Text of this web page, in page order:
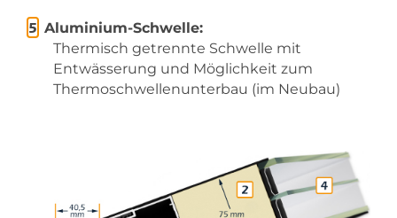
Aluminium-Schwelle:
Thermisch getrennte Schwelle mit
Entwässerung und Möglichkeit zum
Thermoschwellenunterbau (im Neubau)